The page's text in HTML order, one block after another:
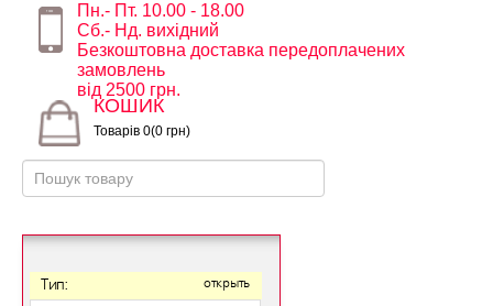
Пн.- Пт. 10.00 - 18.00
Сб.- Нд. вихідний
Безкоштовна доставка передоплачених
замовлень
від 2500 грн.
КОШИК
Товарів 0(0 грн)
Тип: открыть